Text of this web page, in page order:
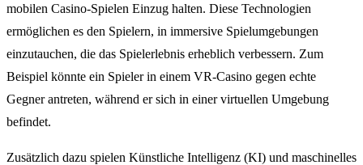
mobilen Casino-Spielen Einzug halten. Diese Technologien
ermöglichen es den Spielern, in immersive Spielumgebungen
einzutauchen, die das Spielerlebnis erheblich verbessern. Zum
Beispiel könnte ein Spieler in einem VR-Casino gegen echte
Gegner antreten, während er sich in einer virtuellen Umgebung
befindet.
Zusätzlich dazu spielen Künstliche Intelligenz (KI) und maschinelles